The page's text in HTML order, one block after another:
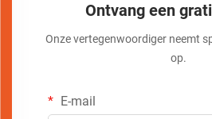
Ontvang een
Onze vertegenwoordiger neemt
op.
E-mail